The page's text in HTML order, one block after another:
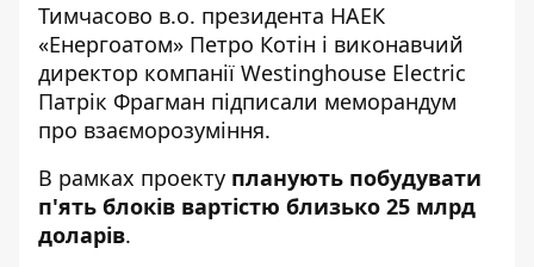
Тимчасово в.о. президента НАЕК
«Енергоатом» Петро Котін і виконавчий
директор компанії Westinghouse Electric
Патрік Фрагман підписали меморандум
про взаєморозуміння.
В рамках проекту планують побудувати
п'ять блоків вартістю близько 25 млрд
доларів.